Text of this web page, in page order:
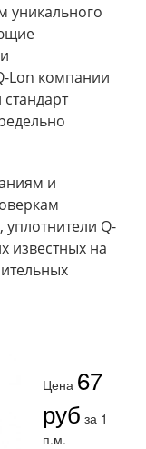
уникального
Lon компании
и
Q-
известных на
Цена 67
руб за 1
п.м.